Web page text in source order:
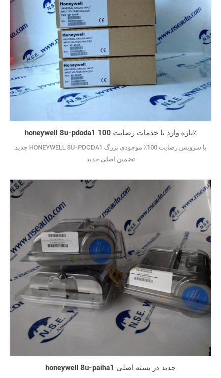
honeywell 8u-pdoda1 تازه وارد با خدمات رضایت 100٪
جدید HONEYWELL 8U-PDODA1 با سرویس رضایت 100٪ موجودی بزرگ
تضمین اصلی جدید
honeywell 8u-paiha1 جدید در بسته اصلی